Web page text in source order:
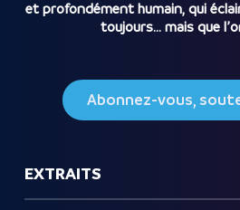
et profondément humain, qui
toujours… mais que
Abonnez-vous,
EXTRAITS